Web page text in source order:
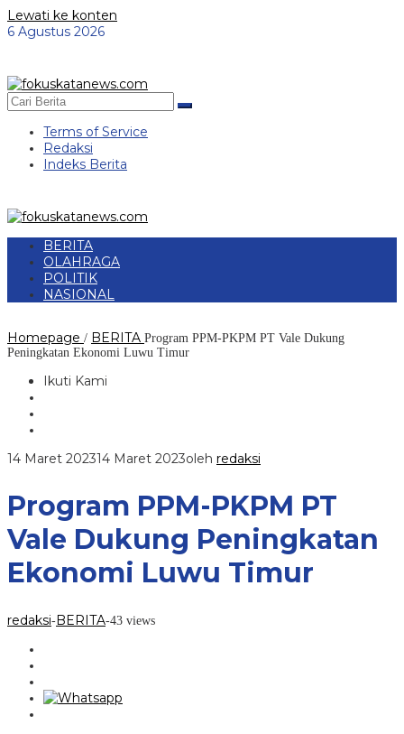
Lewati ke konten
6 Agustus 2026
Terms of Service
Redaksi
Indeks Berita
BERITA
OLAHRAGA
POLITIK
NASIONAL
Homepage / BERITA Program PPM-PKPM PT Vale Dukung
Peningkatan Ekonomi Luwu Timur
Ikuti Kami
14 Maret 202314 Maret 2023oleh redaksi
Program PPM-PKPM PT
Vale Dukung Peningkatan
Ekonomi Luwu Timur
redaksi-BERITA-43 views